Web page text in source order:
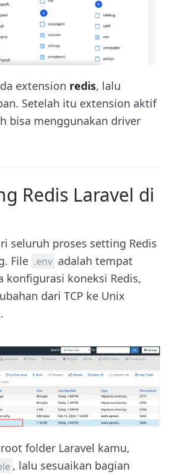
extension redis, lalu
Setelah itu extension aktif
bisa menggunakan driver
Redis Laravel di
seluruh proses setting Redis
File .env adalah tempat
konfigurasi koneksi Redis,
dari TCP ke Unix
folder Laravel kamu,
, lalu sesuaikan bagian